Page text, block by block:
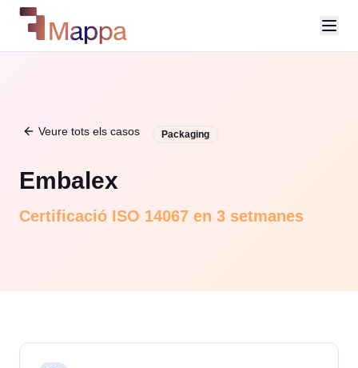
Veure tots els casos Packaging
Embalex
Certificació ISO 14067 en 3 setmanes